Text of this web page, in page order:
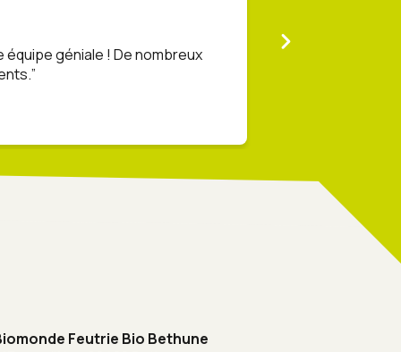
équipe géniale ! De nombreux
Feutrie Bio Bethune